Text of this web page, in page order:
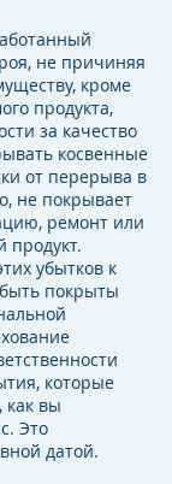
не причиняя
кроме
продукта,
за качество
косвенные
от перерыва в
не покрывает
ремонт или
продукт.
убытков к
покрыты
которые
как вы
Это
датой.